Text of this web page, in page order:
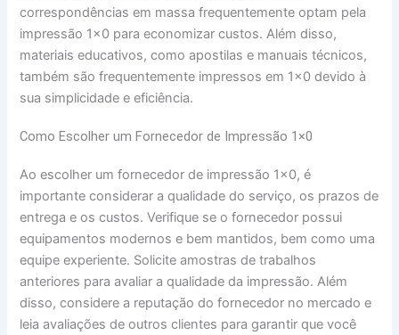
correspondências em massa frequentemente optam pela
impressão 1×0 para economizar custos. Além disso,
materiais educativos, como apostilas e manuais técnicos,
também são frequentemente impressos em 1×0 devido à
sua simplicidade e eficiência.
Como Escolher um Fornecedor de Impressão 1×0
Ao escolher um fornecedor de impressão 1×0, é
importante considerar a qualidade do serviço, os prazos de
entrega e os custos. Verifique se o fornecedor possui
equipamentos modernos e bem mantidos, bem como uma
equipe experiente. Solicite amostras de trabalhos
anteriores para avaliar a qualidade da impressão. Além
disso, considere a reputação do fornecedor no mercado e
leia avaliações de outros clientes para garantir que você